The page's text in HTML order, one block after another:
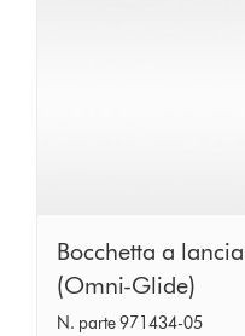
Bocchetta
a
lancia
Bocchetta a
(Omni-Glide)
N. parte 971434-05